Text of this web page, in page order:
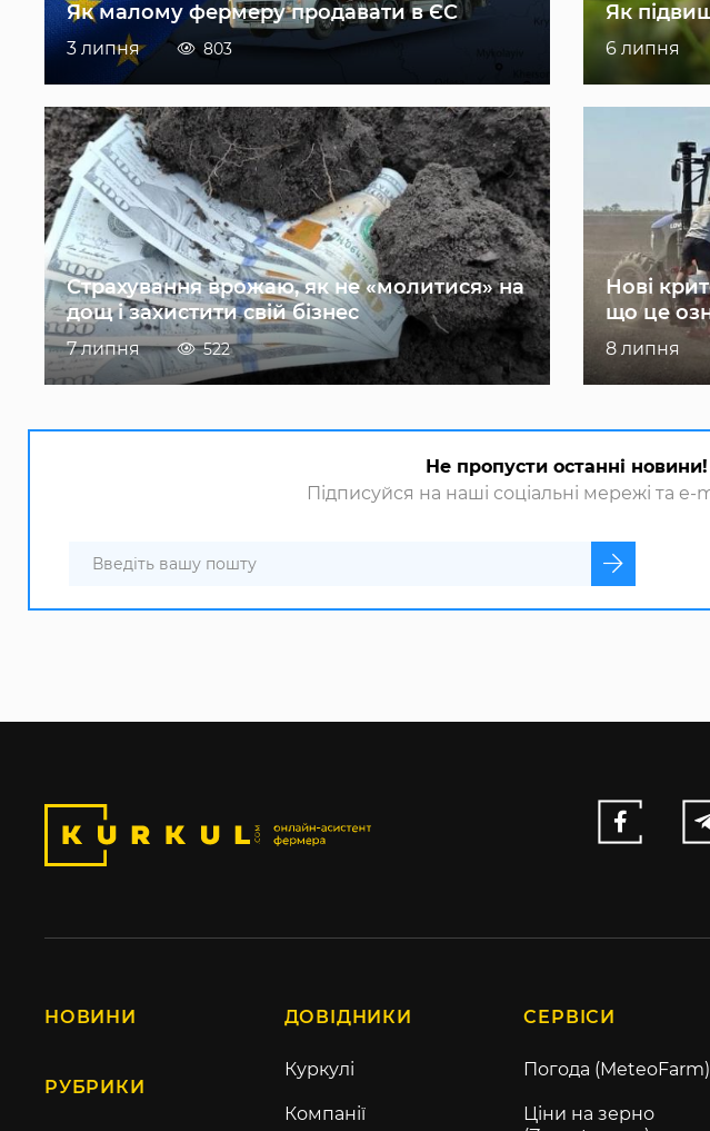
Як малому фермеру продавати в ЄС
3 липня 803
Як
6 липня
Страхування врожаю, як не «молитися» на
дощ і захистити свій бізнес
7 липня 522
Нові
що це
8 липня
Не пропусти останні новини!
Підписуйся на наші соціальні мережі та e-
НОВИНИ
РУБРИКИ
ДОВІДНИКИ
Куркулі
Компанії
СЕРВІСИ
Погода (MeteoFarm)
Ціни на зерно